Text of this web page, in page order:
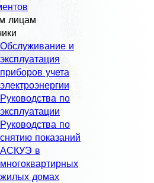
лицам
Обслуживание и
эксплуатация
приборов учета
электроэнергии
Руководства по
эксплуатации
Руководства по
снятию показаний
АСКУЭ в
многоквартирных
жилых домах